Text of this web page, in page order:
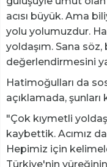
acısı büyük. Ama
yolu yolumuzdur.
yoldaşım. Sana
değerlendirmesini
Hatimoğulları da
açıklamada,
"Çok kıymetli
kaybettik. Acımız
Hepimiz için
Türkiye'nin